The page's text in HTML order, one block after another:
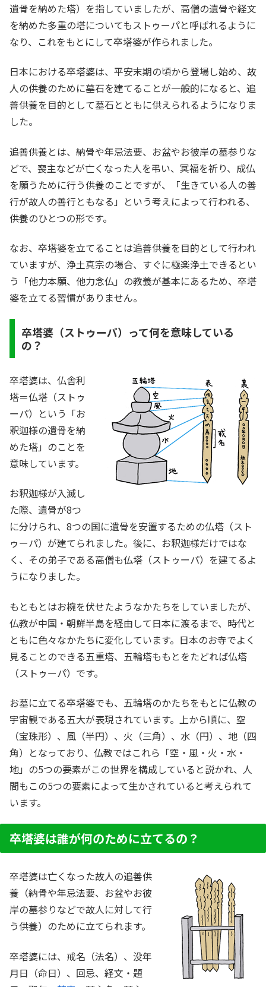
遺骨を納めた塔）を指していましたが、高僧の遺骨や経文
を納めた多重の塔についてもストゥーパと呼ばれるように
なり、これをもとにして卒塔婆が作られました。
日本における卒塔婆は、平安末期の頃から登場し始め、故
人の供養のために墓石を建てることが一般的になると、追
善供養を目的として墓石とともに供えられるようになりま
した。
追善供養とは、納骨や年忌法要、お盆やお彼岸の墓参りな
どで、喪主などが亡くなった人を弔い、冥福を祈り、成仏
を願うために行う供養のことですが、「生きている人の善
行が故人の善行ともなる」という考えによって行われる、
供養のひとつの形です。
なお、卒塔婆を立てることは追善供養を目的として行われ
ていますが、浄土真宗の場合、すぐに極楽浄土できるとい
う「他力本願、他力念仏」の教義が基本にあるため、卒塔
婆を立てる習慣がありません。
卒塔婆（ストゥーパ）って何を意味している
の？
卒塔婆は、仏舎利
塔＝仏塔（ストゥ
ーパ）という「お
釈迦様の遺骨を納
めた塔」のことを
意味しています。
お釈迦様が入滅し
た際、遺骨が8つ
に分けられ、8つの国に遺骨を安置するための仏塔（スト
ゥーパ）が建てられました。後に、お釈迦様だけではな
く、その弟子である高僧も仏塔（ストゥーパ）を建てるよ
うになりました。
もともとはお椀を伏せたようなかたちをしていましたが、
仏教が中国・朝鮮半島を経由して日本に渡るまで、時代と
ともに色々なかたちに変化しています。日本のお寺でよく
見ることのできる五重塔、五輪塔ももとをたどれば仏塔
（ストゥーパ）です。
お墓に立てる卒塔婆でも、五輪塔のかたちをもとに仏教の
宇宙観である五大が表現されています。上から順に、空
（宝珠形）、風（半円）、火（三角）、水（円）、地（四
角）となっており、仏教ではこれら「空・風・火・水・
地」の5つの要素がこの世界を構成していると説かれ、人
間もこの5つの要素によって生かされていると考えられて
います。
卒塔婆は誰が何のために立てるの？
卒塔婆は亡くなった故人の追善供
養（納骨や年忌法要、お盆やお彼
岸の墓参りなどで故人に対して行
う供養）のために立てられます。
卒塔婆には、戒名（法名）、没年
月日（命日）、回忌、経文・題